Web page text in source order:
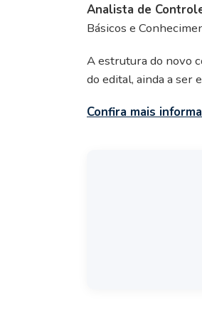
Analista de
Básicos e
A estrutura do novo
do edital, ainda a ser
Confira mais